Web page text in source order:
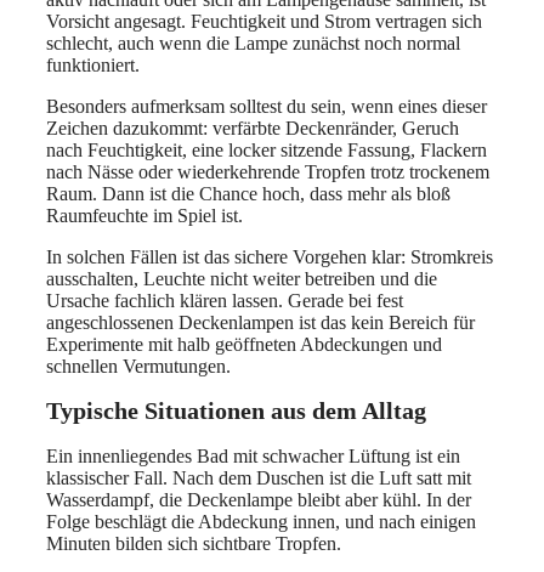
Vorsicht angesagt. Feuchtigkeit und Strom vertragen sich
schlecht, auch wenn die Lampe zunächst noch normal
funktioniert.
Besonders aufmerksam solltest du sein, wenn eines dieser
Zeichen dazukommt: verfärbte Deckenränder, Geruch
nach Feuchtigkeit, eine locker sitzende Fassung, Flackern
nach Nässe oder wiederkehrende Tropfen trotz trockenem
Raum. Dann ist die Chance hoch, dass mehr als bloß
Raumfeuchte im Spiel ist.
In solchen Fällen ist das sichere Vorgehen klar: Stromkreis
ausschalten, Leuchte nicht weiter betreiben und die
Ursache fachlich klären lassen. Gerade bei fest
angeschlossenen Deckenlampen ist das kein Bereich für
Experimente mit halb geöffneten Abdeckungen und
schnellen Vermutungen.
Typische Situationen aus dem Alltag
Ein innenliegendes Bad mit schwacher Lüftung ist ein
klassischer Fall. Nach dem Duschen ist die Luft satt mit
Wasserdampf, die Deckenlampe bleibt aber kühl. In der
Folge beschlägt die Abdeckung innen, und nach einigen
Minuten bilden sich sichtbare Tropfen.